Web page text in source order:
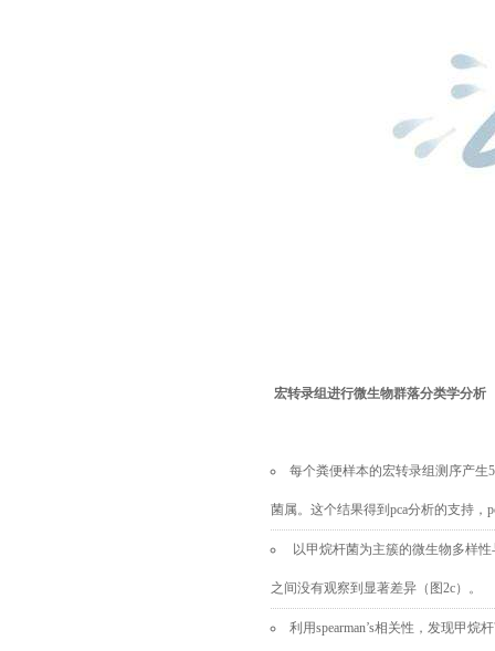
宏转录组进行微生物群落分类学分析
每个粪便样本的宏转录组测序产生
菌属。这个结果得到 pca分析的支持，
以甲烷杆菌为主簇的微生物多样
之间没有观察到显著差异（图2c）。
利用spearman’s相关性，发现甲烷